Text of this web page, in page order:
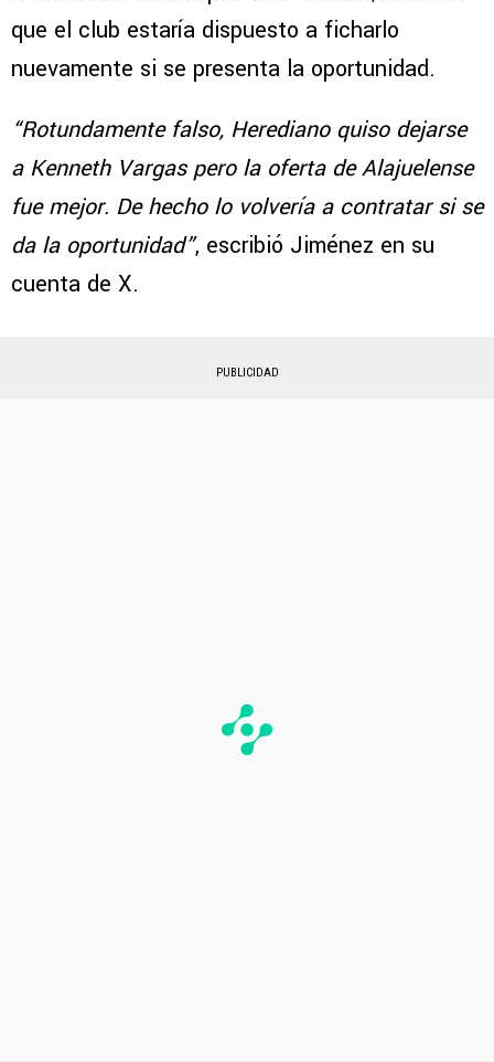
que el club estaría dispuesto a ficharlo
nuevamente si se presenta la oportunidad.
“Rotundamente falso, Herediano quiso dejarse
a Kenneth Vargas pero la oferta de Alajuelense
fue mejor. De hecho lo volvería a contratar si se
da la oportunidad”, escribió Jiménez en su
cuenta de X.
PUBLICIDAD